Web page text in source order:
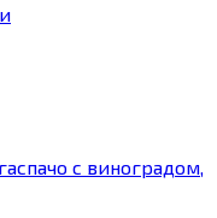
с виноградом,